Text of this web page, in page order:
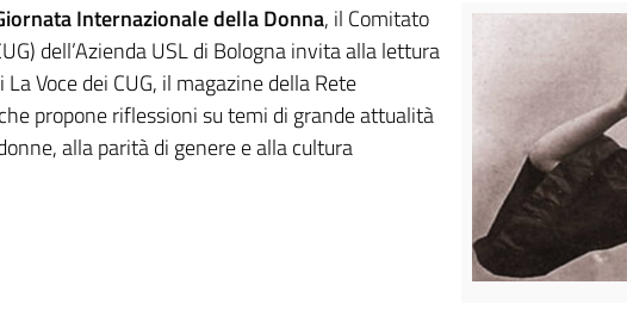
Internazionale della Donna, il Comitato
dell’Azienda USL di Bologna invita alla lettura
Voce dei CUG, il magazine della Rete
propone riflessioni su temi di grande attualità
alla parità di genere e alla cultura